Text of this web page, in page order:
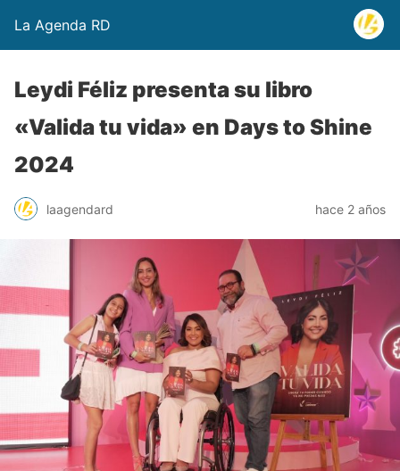
La Agenda RD
Leydi Féliz presenta su libro
«Valida tu vida» en Days to Shine
2024
laagendard hace 2 años